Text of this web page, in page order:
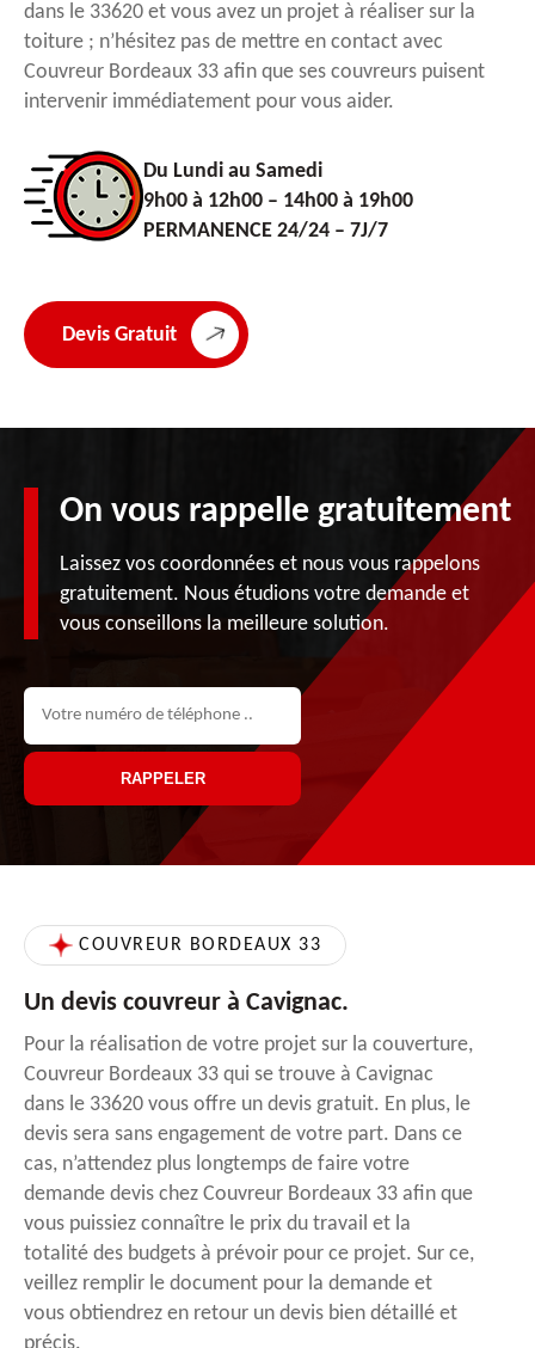
dans le 33620 et vous avez un projet à réaliser sur la
toiture ; n’hésitez pas de mettre en contact avec
Couvreur Bordeaux 33 afin que ses couvreurs puisent
intervenir immédiatement pour vous aider.
Du Lundi au Samedi
9h00 à 12h00 – 14h00 à 19h00
PERMANENCE 24/24 – 7J/7
Devis Gratuit
On vous rappelle gratuitement
Laissez vos coordonnées et nous vous rappelons
gratuitement. Nous étudions votre demande et
vous conseillons la meilleure solution.
COUVREUR BORDEAUX 33
Un devis couvreur à Cavignac.
Pour la réalisation de votre projet sur la couverture,
Couvreur Bordeaux 33 qui se trouve à Cavignac
dans le 33620 vous offre un devis gratuit. En plus, le
devis sera sans engagement de votre part. Dans ce
cas, n’attendez plus longtemps de faire votre
demande devis chez Couvreur Bordeaux 33 afin que
vous puissiez connaître le prix du travail et la
totalité des budgets à prévoir pour ce projet. Sur ce,
veillez remplir le document pour la demande et
vous obtiendrez en retour un devis bien détaillé et